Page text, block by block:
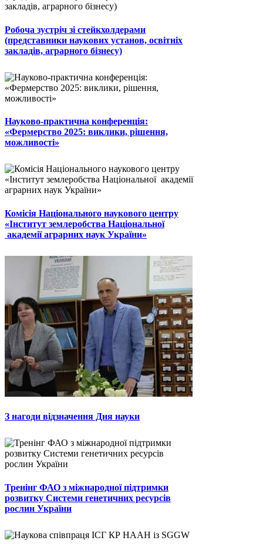
Робоча зустріч зі стейкхолдерами
(представники наукових установ, освітніх
закладів, аграрного бізнесу)
Науково-практична конференція:
«Фермерство 2025: виклики, рішення,
можливості»
Комісія Національного наукового центру
«Інститут землеробства Національної
академії аграрних наук України»
З нагоди відзначення Дня науки
Тренінг ФАО з міжнародної підтримки
розвитку Системи генетичних ресурсів
рослин України